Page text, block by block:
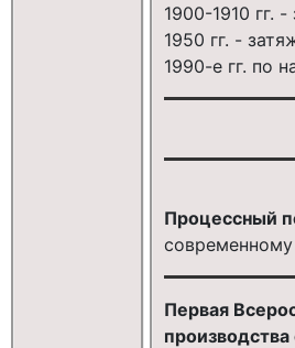
1900-1910 гг.
1950 гг. -
1990-е гг. по
Процессный
современному
Первая